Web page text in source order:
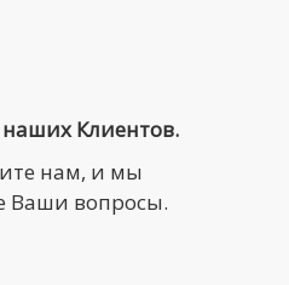
Клиентов.
нам, и мы
Ваши вопросы.